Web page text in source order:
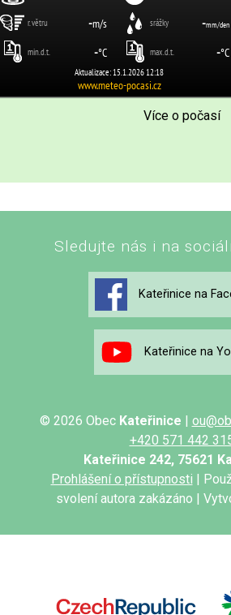
Více o počasí
Sledujte nás i na
Kateřinice na
Kateřinice na
© 2026 Obec Kateřinice |
+420 571 442
Kateřinice 242, 75621
Prohlášení o přístupnosti |
svolení autora zakázáno |